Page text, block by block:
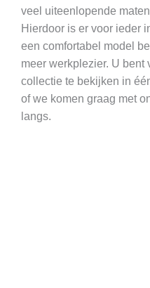
veel uiteenlopende
Hierdoor is er voor ieder
een comfortabel model
meer werkplezier. U bent
collectie te bekijken in
of we komen graag met
langs.